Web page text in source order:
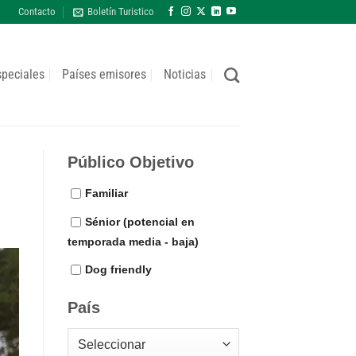
Contacto Boletín Turistico
Países emisores Noticias
Público Objetivo
Familiar
Sénior (potencial en
temporada media - baja)
Dog friendly
País